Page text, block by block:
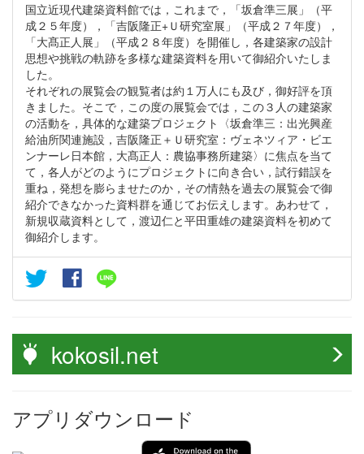
国立近現代建築資料館では，これまで，「坂倉準三展」（平
成２５年度），「吉阪隆正+Ｕ研究室展」（平成２７年度），
「大髙正人展」（平成２８年度）を開催し，各建築家の設計
思想や挑戦の軌跡を多様な建築資料を用いて御紹介いたしま
した。
それぞれの展覧会の観覧者は約１万人にも及び，御好評を頂
きました。そこで，この度の展覧会では，この３人の建築家
の活動を，具体的な建築プロジェクト〈坂倉準三：出光興産
給油所関連施設，吉阪隆正＋Ｕ研究室：ヴェネツィア・ビエ
ンナーレ日本館，大髙正人：農協事務所建築〉に焦点を当て
て，各人がどのようにプロジェクトに向き合い，試行錯誤を
重ね，発想を膨らませたのか，その情熱を過去の展覧会で御
紹介できなかった資料群を通じてお伝えします。あわせて，
新規収蔵資料として，渡辺仁と平田重雄の建築資料を初めて
御紹介します。
kokosil.net
アプリダウンロード